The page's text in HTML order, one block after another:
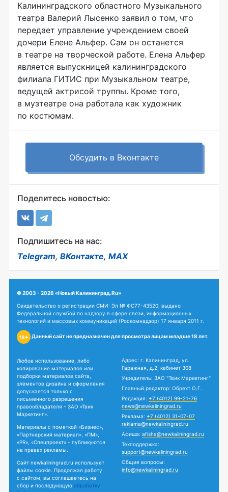
Калининградского областного Музыкального
театра Валерий Лысенко заявил о том, что
передает управление учреждением своей
дочери Елене Альфер. Сам он останется
в театре на творческой работе. Елена Альфер
является выпускницей калининградского
филиала ГИТИС при Музыкальном театре,
ведущей актрисой труппы. Кроме того,
в музтеатре она работала как художник
по костюмам.
Обсудить в Вконтакте
Поделитесь новостью:
Подпишитесь на нас:
Telegram, ВКонтакте, MAX
© 2003 - 2026 «Новый Калининград.Ru»
Свидетельство о регистрации СМИ: Эл № ФС77-43520, выдано
Федеральной службой по надзору в сфере связи, информационных
технологий и массовых коммуникаций (Роскомнадзор) 17 января 2011 г.
18+ Данный сайт не предназначен для просмотра лицам младше 18 лет.
Любое использование, либо
копирование материалов или
подборки материалов сайта,
элементов дизайна и оформления
допускается только с
письменного разрешения
правообладателя - ЗАО «Твик
Маркетинг».
Материалы с пометкой «Бизнес»,
«Партнерский материал», «ПМ»,
«PR», «Спецпроект» - публикуются
на правах рекламы.
Сайт newkaliningrad.ru использует
файлы cookie. Продолжая работу
с сайтом, вы соглашаетесь на
сбор и последующую обработку
Адрес: г. Калининград, ул.
Гаражная, д.2, кабинет 308
Учредитель: ЗАО "Твик Маркетинг"
Главный редактор: Обрехт О.Г.
Редакция: +7 (4012) 99-21-76
news@newkaliningrad.ru
Реклама: +7 (4012) 31-07-07
reklama@newkaliningrad.ru
Афиша: afisha@newkaliningrad.ru
Техподдержка:
support@newkaliningrad.ru
Общие вопросы:
info@newkaliningrad.ru